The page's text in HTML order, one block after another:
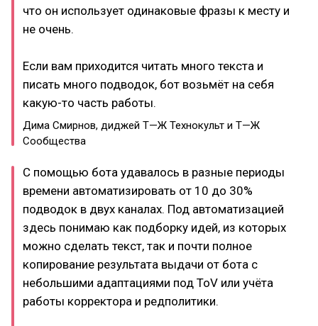
что он использует одинаковые фразы к месту и
не очень.
Если вам приходится читать много текста и
писать много подводок, бот возьмёт на себя
какую-то часть работы.
Дима Смирнов, диджей Т—Ж Технокульт и Т—Ж
Сообщества
С помощью бота удавалось в разные периоды
времени автоматизировать от 10 до 30%
подводок в двух каналах. Под автоматизацией
здесь понимаю как подборку идей, из которых
можно сделать текст, так и почти полное
копирование результата выдачи от бота с
небольшими адаптациями под ToV или учёта
работы корректора и редполитики.